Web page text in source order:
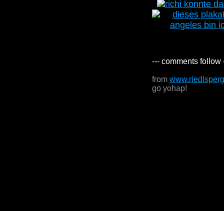
--- comments follow
from
go yohap!